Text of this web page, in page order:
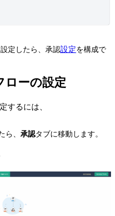
定したら、 承認設定を構成で
ローの設定
するには、
ら、 承認タブに移動します。